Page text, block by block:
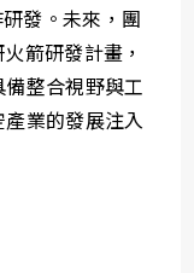
發。未來，團
箭研發計畫，
整合視野與工
業的發展注入